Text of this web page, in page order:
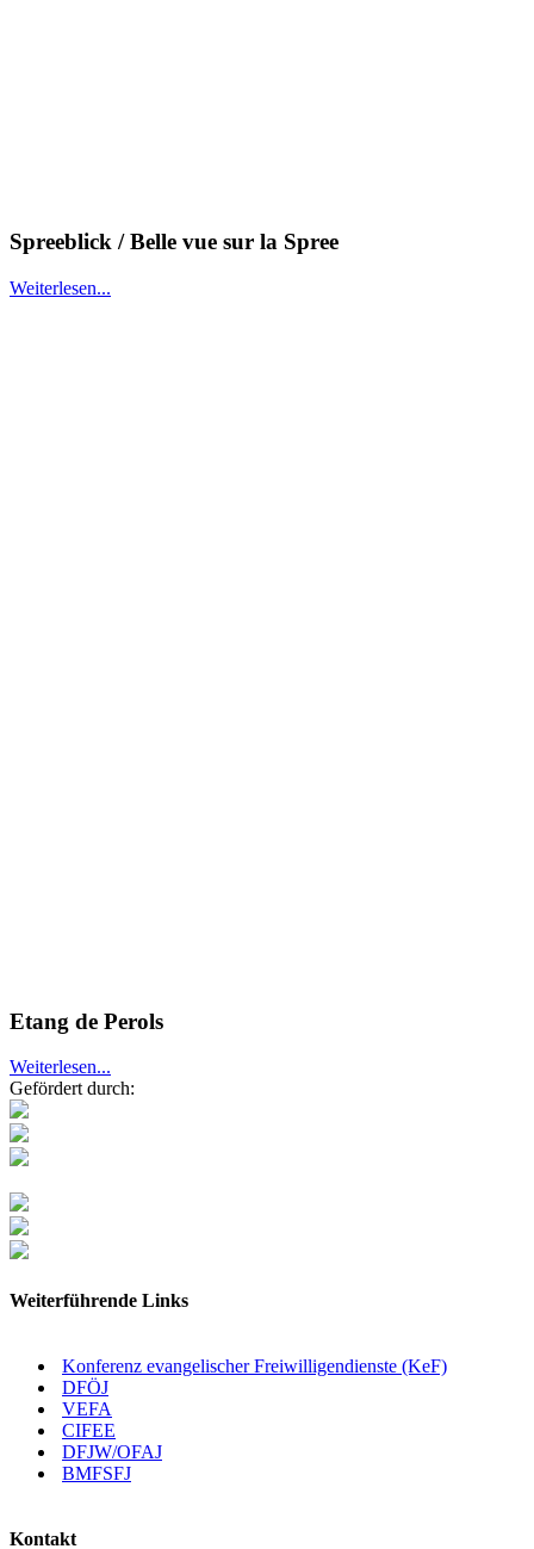
Spreeblick / Belle vue sur la Spree
Weiterlesen...
Etang de Perols
Weiterlesen...
Gefördert durch:
Weiterführende Links
Konferenz evangelischer Freiwilligendienste (KeF)
DFÖJ
VEFA
CIFEE
DFJW/OFAJ
BMFSFJ
Kontakt